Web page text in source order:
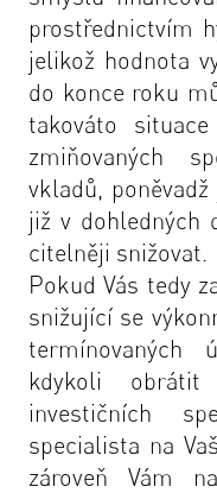
prostřednictvím
jelikož hodnota
do konce roku
takováto
zmiňovaných
vkladů,
již v dohledných
citelněji snižovat.
Pokud Vás tedy
snižující se
termínovaných
kdykoli
investičních
specialista na
zároveň Vám